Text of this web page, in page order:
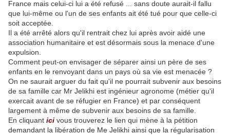
France mais celui-ci lui a été refusé ... sans doute aurait-il fallu
que lui-même ou l'un de ses enfants ait été tué pour que celle-ci
soit acceptée.
Il a été arrêté alors qu'il rentrait chez lui après avoir aidé une
association humanitaire et est désormais sous la menace d'une
expulsion.
Comment peut-on envisager de séparer ainsi un père de ses
enfants en le renvoyant dans un pays où sa vie est menacée ?
On ne saurait arguer du fait qu'il ne pourrait subvenir aux besoins
de sa famille car Mr Jelikhi est ingénieur agronome (métier qu'il
exercait avant de se réfugier en France) et par conséquent
largement à même de subvenir aux besoins de sa famille.
En cliquant ici vous trouverez le lien qui mène à la pétition
demandant la libération de Me Jelikhi ainsi que la régularisation